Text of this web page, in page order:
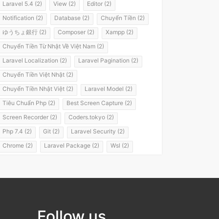
Laravel 5.4 (2)
View (2)
Editor (2)
Notification (2)
Database (2)
Chuyển Tiền (2)
ゆうちょ銀行 (2)
Composer (2)
Xampp (2)
Chuyển Tiền Từ Nhật Về Việt Nam (2)
Laravel Localization (2)
Laravel Pagination (2)
Chuyển Tiền Việt Nhật (2)
Chuyển Tiền Nhật Việt (2)
Laravel Model (2)
Tiêu Chuẩn Php (2)
Best Screen Capture (2)
Screen Recorder (2)
Coders.tokyo (2)
Php 7.4 (2)
Git (2)
Laravel Security (2)
Chrome (2)
Laravel Package (2)
Wsl (2)
Luyện Nói Tiếng Nhật (1)
Shadowing (1)